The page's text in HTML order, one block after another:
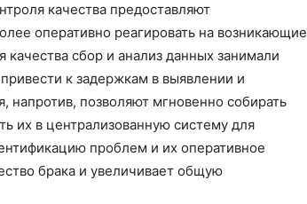
качества предоставляют
оперативно реагировать на возникающие
сбор и анализ данных занимали
к задержкам в выявлении и
позволяют мгновенно собирать
их в централизованную систему для
проблем и их оперативное
брака и увеличивает общую